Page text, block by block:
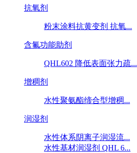
抗氧剂
粉末涂料抗黄变剂 抗氧...
含氟功能助剂
QHL602 降低表面张力疏...
增稠剂
水性聚氨酯缔合型增稠...
润湿剂
水性体系阴离子润湿流...
水性基材润湿剂 QHL 6...